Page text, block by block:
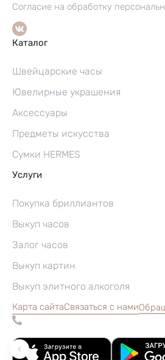
Согласие на обработку
Каталог
Швейцарские часы
Ювелирные украшения
Аксессуары
Предметы искусства
Сумки HERMES
Услуги
Покупка бриллиантов
Выкуп часов
Залог часов
Выкуп картин
Выкуп элитного алкоголя
Карта сайтаСвязаться с нами